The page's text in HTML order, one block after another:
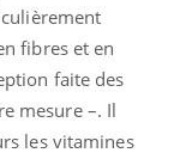
fibres et en
faite des
mesure –. Il
les vitamines